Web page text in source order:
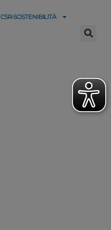
CSR-SOSTENIBILITÀ